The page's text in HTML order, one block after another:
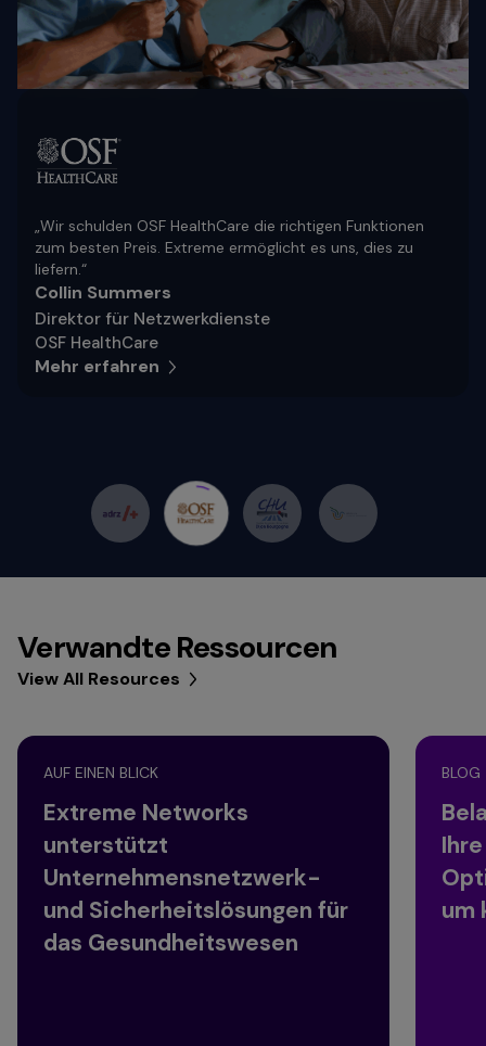
„Wir schulden OSF HealthCare die richtigen Funktionen
zum besten Preis. Extreme ermöglicht es uns, dies zu
liefern.“
Collin Summers
Direktor für Netzwerkdienste
OSF HealthCare
Mehr erfahren
Verwandte Ressourcen
View All Resources
AUF EINEN BLICK
Extreme Networks
unterstützt
Unternehmensnetzwerk-
und Sicherheitslösungen für
das Gesundheitswesen
BLOG
um